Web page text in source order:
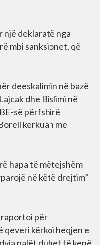
një deklaratë nga
mbi sanksionet, që
deeskalimin në bazë
dhe Bislimi në
së përfshirë
kërkuan më
hapa të mëtejshëm
në këtë drejtim”
për
qeveri kërkoi heqjen e
palët duhet të kenë